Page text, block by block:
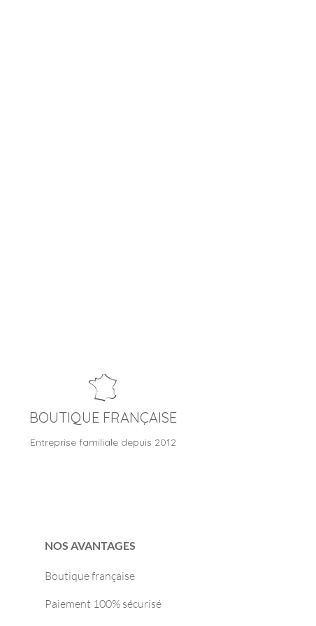
BOUTIQUE FRANÇAISE
Entreprise familiale depuis 2012
NOS AVANTAGES
Boutique française
Paiement 100% sécurisé